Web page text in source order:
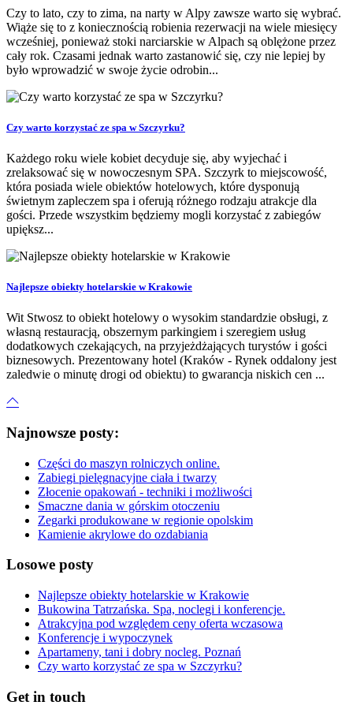
Czy to lato, czy to zima, na narty w Alpy zawsze warto się wybrać.
Wiąże się to z koniecznością robienia rezerwacji na wiele miesięcy
wcześniej, ponieważ stoki narciarskie w Alpach są oblężone przez
cały rok. Czasami jednak warto zastanowić się, czy nie lepiej by
było wprowadzić w swoje życie odrobin...
Czy warto korzystać ze spa w Szczyrku?
Każdego roku wiele kobiet decyduje się, aby wyjechać i
zrelaksować się w nowoczesnym SPA. Szczyrk to miejscowość,
która posiada wiele obiektów hotelowych, które dysponują
świetnym zapleczem spa i oferują różnego rodzaju atrakcje dla
gości. Przede wszystkim będziemy mogli korzystać z zabiegów
upiększ...
Najlepsze obiekty hotelarskie w Krakowie
Wit Stwosz to obiekt hotelowy o wysokim standardzie obsługi, z
własną restauracją, obszernym parkingiem i szeregiem usług
dodatkowych czekających, na przyjeżdżających turystów i gości
biznesowych. Prezentowany hotel (Kraków - Rynek oddalony jest
zaledwie o minutę drogi od obiektu) to gwarancja niskich cen ...
Najnowsze posty:
Części do maszyn rolniczych online.
Zabiegi pielęgnacyjne ciała i twarzy
Złocenie opakowań - techniki i możliwości
Smaczne dania w górskim otoczeniu
Zegarki produkowane w regionie opolskim
Kamienie akrylowe do ozdabiania
Losowe posty
Najlepsze obiekty hotelarskie w Krakowie
Bukowina Tatrzańska. Spa, noclegi i konferencje.
Atrakcyjna pod względem ceny oferta wczasowa
Konferencje i wypoczynek
Apartameny, tani i dobry nocleg. Poznań
Czy warto korzystać ze spa w Szczyrku?
Get in touch